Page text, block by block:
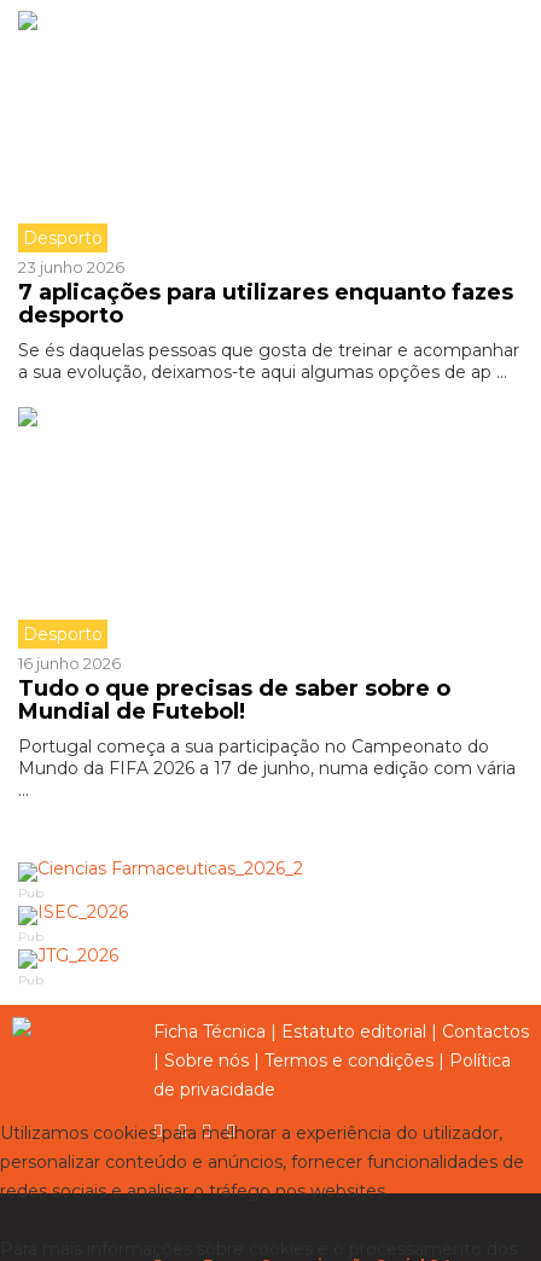
Desporto
23 junho 2026
7 aplicações para utilizares enquanto fazes
desporto
Se és daquelas pessoas que gosta de treinar e acompanhar
a sua evolução, deixamos-te aqui algumas opções de ap ...
Desporto
16 junho 2026
Tudo o que precisas de saber sobre o
Mundial de Futebol!
Portugal começa a sua participação no Campeonato do
Mundo da FIFA 2026 a 17 de junho, numa edição com vária
...
Pub
Pub
Pub
Ficha Técnica | Estatuto editorial | Contactos
| Sobre nós | Termos e condições | Política
de privacidade
Utilizamos cookies para melhorar a experiência do utilizador,
personalizar conteúdo e anúncios, fornecer funcionalidades de
redes sociais e analisar o tráfego nos websites.